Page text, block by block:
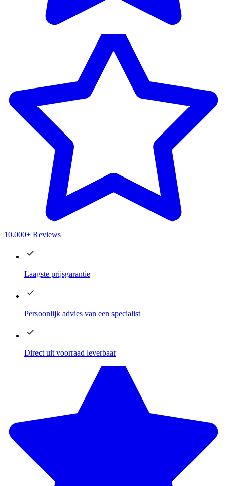
10.000+ Reviews
Laagste prijsgarantie
Persoonlijk advies van een specialist
Direct uit voorraad leverbaar